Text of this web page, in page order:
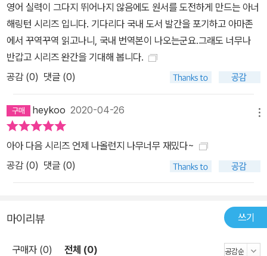
영어 실력이 그다지 뛰어나지 않음에도 원서를 도전하게 만드는 아너
해링턴 시리즈 입니다. 기다리다 국내 도서 발간을 포기하고 아마존
에서 꾸역꾸역 읽고나니, 국내 번역본이 나오는군요.그래도 너무나
반갑고 시리즈 완간을 기대해 봅니다.
공감 (0) 댓글 (0)
heykoo 2020-04-26
아아 다음 시리즈 언제 나올런지 나무너무 재밌다~
공감 (0) 댓글 (0)
마이리뷰 쓰기
구매자 (0) 전체 (0)